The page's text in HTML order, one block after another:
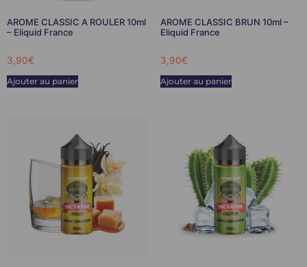
AROME CLASSIC A ROULER 10ml
– Eliquid France
3,90€
Ajouter au panier
AROME CLASSIC BRUN 10ml –
Eliquid France
3,90€
Ajouter au panier